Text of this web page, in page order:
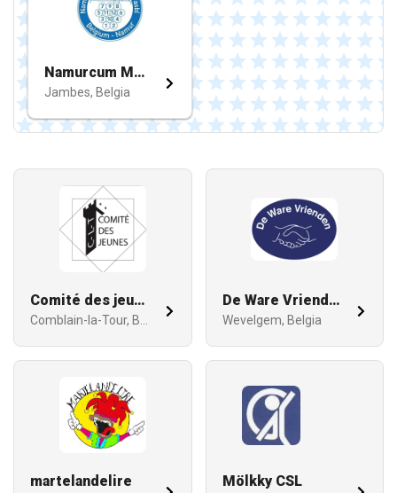
Namurcum Mölkky Club Asbl
Jambes, Belgia
Comité des jeunes de C-L-T
Comblain-la-Tour, Belgia
De Ware Vrienden
Wevelgem, Belgia
martelandelire Mölkky CSL